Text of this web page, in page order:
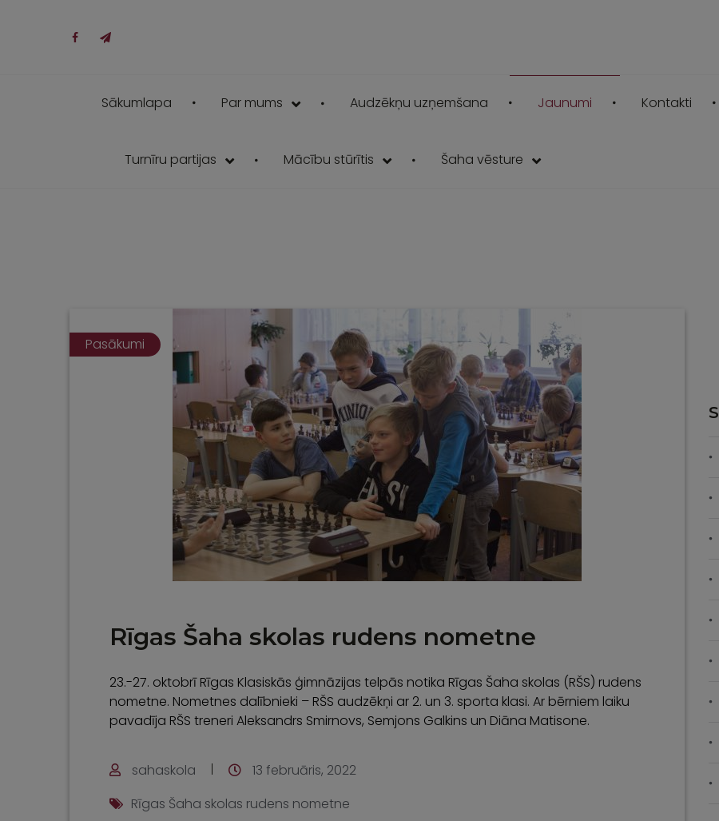
Sākumlapa Par mums Audzēkņu uzņemšana Jaunumi Kontakti
Turnīru partijas Mācību stūrītis Šaha vēsture
Pasākumi
Rīgas Šaha skolas rudens nometne
23.-27. oktobrī Rīgas Klasiskās ģimnāzijas telpās notika Rīgas Šaha skolas (RŠS) rudens
nometne. Nometnes dalībnieki – RŠS audzēkņi ar 2. un 3. sporta klasi. Ar bērniem laiku
pavadīja RŠS treneri Aleksandrs Smirnovs, Semjons Galkins un Diāna Matisone.
sahaskola
13 februāris, 2022
Rīgas Šaha skolas rudens nometne